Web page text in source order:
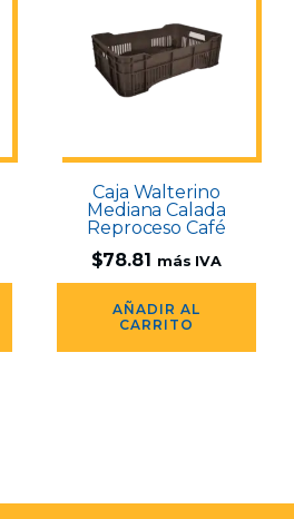
Caja Walterino
Mediana Calada
Reproceso Café
$78.81 más IVA
AÑADIR AL
CARRITO